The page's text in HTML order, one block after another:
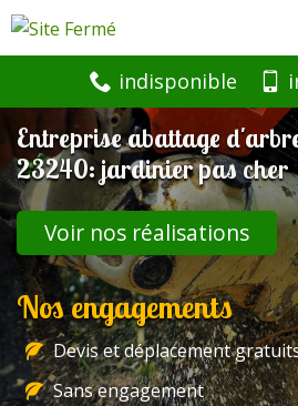
indisponible
Entreprise abattage
23240: jardinier pas cher
Voir nos réalisations
Nos engagements
Devis et déplacement
Sans engagement